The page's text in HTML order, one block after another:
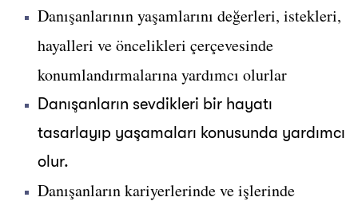
Danışanlarının yaşamlarını değerleri, istekleri,
hayalleri ve öncelikleri çerçevesinde
konumlandırmalarına yardımcı olurlar
Danışanların sevdikleri bir hayatı
tasarlayıp yaşamaları konusunda yardımcı
olur.
Danışanların kariyerlerinde ve işlerinde